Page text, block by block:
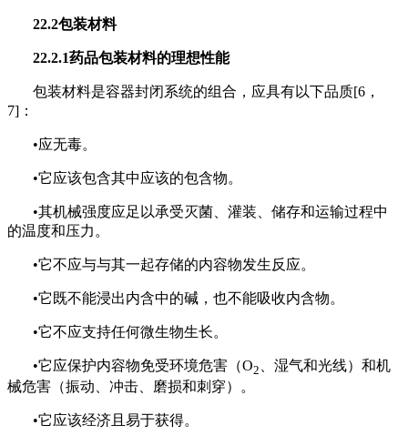
22.2包装材料
22.2.1药品包装材料的理想性能
包装材料是容器封闭系统的组合，应具有以下品质[6，
7]：
•应无毒。
•它应该包含其中应该的包含物。
•其机械强度应足以承受灭菌、灌装、储存和运输过程中
的温度和压力。
•它不应与与其一起存储的内容物发生反应。
•它既不能浸出内含中的碱，也不能吸收内含物。
•它不应支持任何微生物生长。
•它应保护内容物免受环境危害（O2
、湿气和光线）和机
械危害（振动、冲击、磨损和刺穿）。
•它应该经济且易于获得。